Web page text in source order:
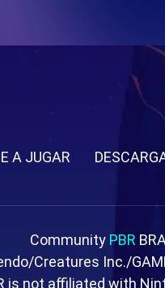
A JUGAR
Community PBR
Creatures Inc./
is not affiliated with